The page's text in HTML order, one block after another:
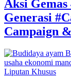
Aksi
Generasi
Campaign
Liputan Khusus